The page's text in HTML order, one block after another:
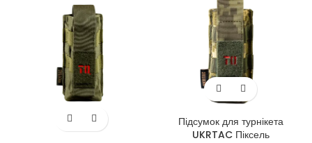
Підсумок для турнікета
UKRTAC Піксель